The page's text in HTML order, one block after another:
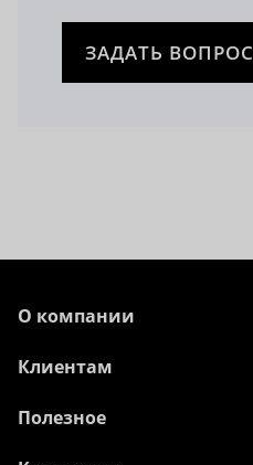
ЗАДАТЬ ВОПРОС
О компании
Клиентам
Полезное